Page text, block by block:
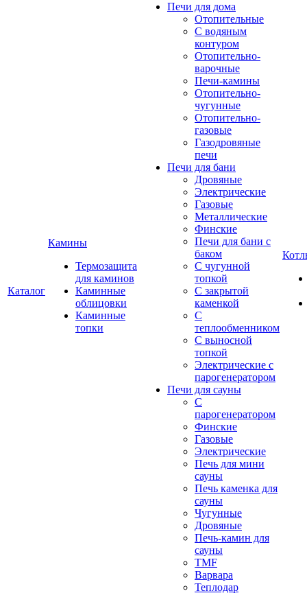
Каталог
Камины
Термозащита
для каминов
Каминные
облицовки
Каминные
топки
Печи для дома
Отопительные
C водяным
контуром
Отопительно-
варочные
Печи-камины
Отопительно-
чугунные
Отопительно-
газовые
Газодровяные
печи
Печи для бани
Дровяные
Электрические
Газовые
Металлические
Финские
Печи для бани с
баком
С чугунной
топкой
С закрытой
каменкой
С
теплообменником
С выносной
топкой
Электрические с
парогенератором
Печи для сауны
С
парогенератором
Финские
Газовые
Электрические
Печь для мини
сауны
Печь каменка для
сауны
Чугунные
Дровяные
Печь-камин для
сауны
TMF
Варвара
Теплодар